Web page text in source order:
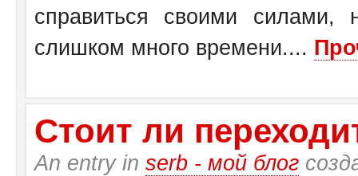
справиться своими
слишком много времени....
Стоит ли
An entry in serb - мой блог